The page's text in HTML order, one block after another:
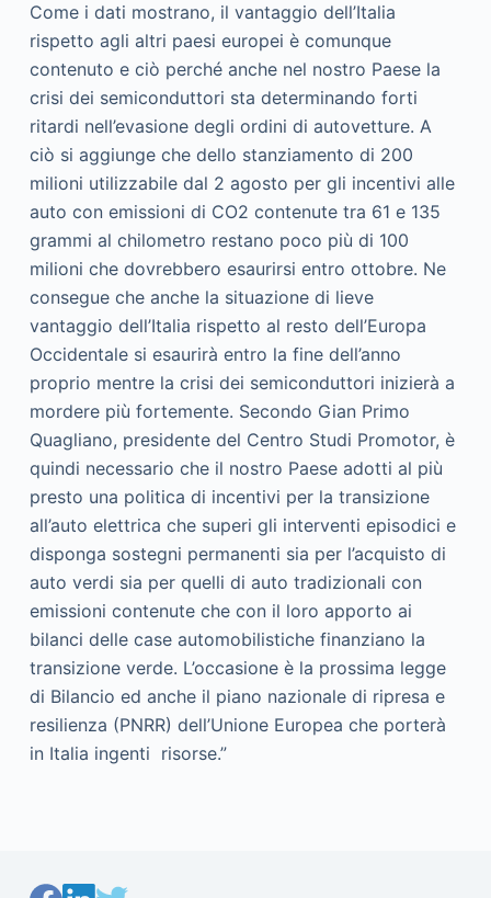
Come i dati mostrano, il vantaggio dell’Italia
rispetto agli altri paesi europei è comunque
contenuto e ciò perché anche nel nostro Paese la
crisi dei semiconduttori sta determinando forti
ritardi nell’evasione degli ordini di autovetture. A
ciò si aggiunge che dello stanziamento di 200
milioni utilizzabile dal 2 agosto per gli incentivi alle
auto con emissioni di CO2 contenute tra 61 e 135
grammi al chilometro restano poco più di 100
milioni che dovrebbero esaurirsi entro ottobre. Ne
consegue che anche la situazione di lieve
vantaggio dell’Italia rispetto al resto dell’Europa
Occidentale si esaurirà entro la fine dell’anno
proprio mentre la crisi dei semiconduttori inizierà a
mordere più fortemente. Secondo Gian Primo
Quagliano, presidente del Centro Studi Promotor, è
quindi necessario che il nostro Paese adotti al più
presto una politica di incentivi per la transizione
all’auto elettrica che superi gli interventi episodici e
disponga sostegni permanenti sia per l’acquisto di
auto verdi sia per quelli di auto tradizionali con
emissioni contenute che con il loro apporto ai
bilanci delle case automobilistiche finanziano la
transizione verde. L’occasione è la prossima legge
di Bilancio ed anche il piano nazionale di ripresa e
resilienza (PNRR) dell’Unione Europea che porterà
in Italia ingenti risorse.”